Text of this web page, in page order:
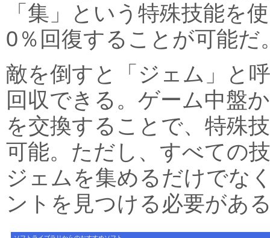
「集」という特殊技能を
0％回復することが可能だ
敵を倒すと「ジェム」と
回収できる。ゲーム中盤
を交換することで、特殊
可能。ただし、すべての
ジェムを集めるだけでな
ントを見つける必要があ